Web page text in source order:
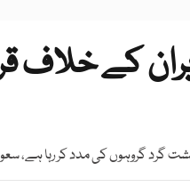
کے
گرد گروہوں کی مدد کر رہا ہے،